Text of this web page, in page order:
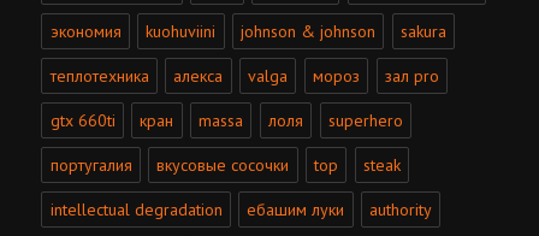
экономия kuohuviini johnson & johnson sakura
теплотехника алекса valga мороз зал pro
gtx 660ti кран massa лоля superhero
португалия вкусовые сосочки top steak
intellectual degradation ебашим луки authority